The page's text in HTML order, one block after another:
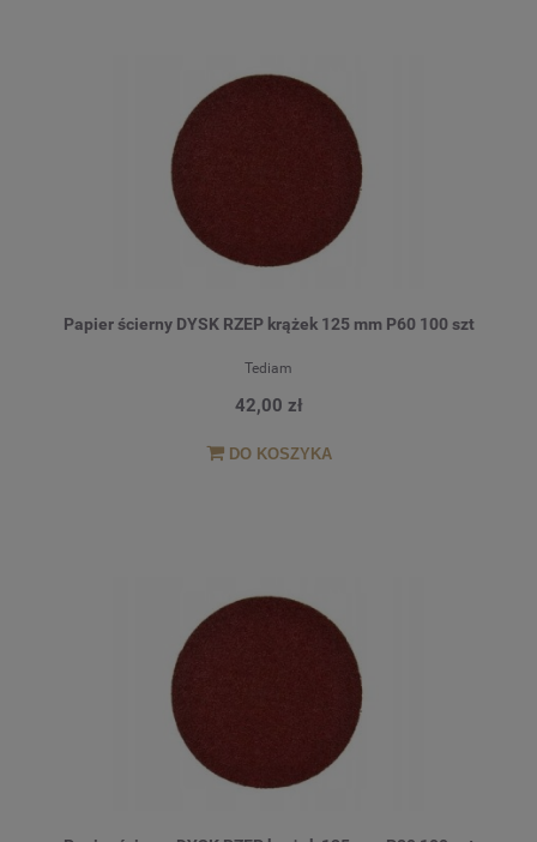
Papier ścierny DYSK RZEP krążek 125 mm P60 100 szt
Tediam
42,00 zł
DO KOSZYKA